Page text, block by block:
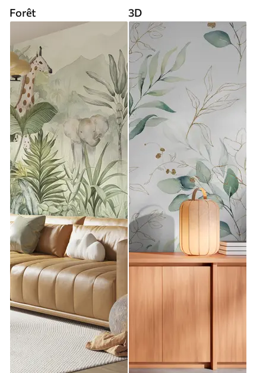
Forêt 3D